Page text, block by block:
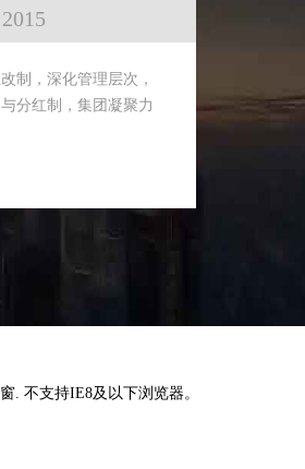
2015
制，深化管理层次，
分红制，集团凝聚力
. 不支持IE8及以下浏览器。